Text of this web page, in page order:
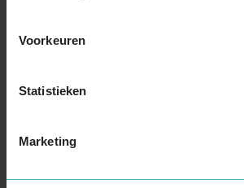
Voorkeuren
Statistieken
Marketing
17-inch banden